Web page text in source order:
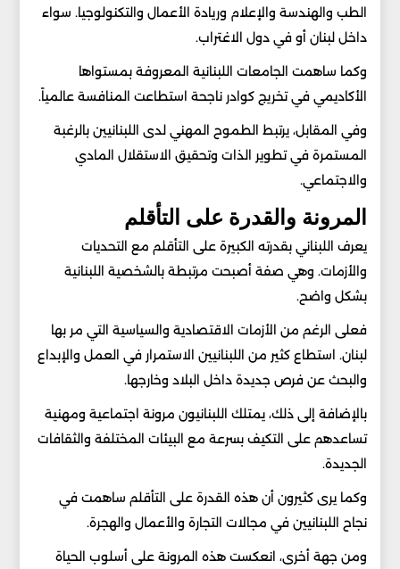
الطب والهندسة والإعلام وريادة الأعمال والتكنولوجيا. سواء
داخل لبنان أو في دول الاغتراب.
وكما ساهمت الجامعات اللبنانية المعروفة بمستواها
الأكاديمي في تخريج كوادر ناجحة استطاعت المنافسة عالمياً.
وفي المقابل، يرتبط الطموح المهني لدى اللبنانيين بالرغبة
المستمرة في تطوير الذات وتحقيق الاستقلال المادي
والاجتماعي.
المرونة والقدرة على التأقلم
يعرف اللبناني بقدرته الكبيرة على التأقلم مع التحديات
والأزمات. وهي صفة أصبحت مرتبطة بالشخصية اللبنانية
بشكل واضح.
فعلى الرغم من الأزمات الاقتصادية والسياسية التي مر بها
لبنان. استطاع كثير من اللبنانيين الاستمرار في العمل والإبداع
والبحث عن فرص جديدة داخل البلاد وخارجها.
بالإضافة إلى ذلك، يمتلك اللبنانيون مرونة اجتماعية ومهنية
تساعدهم على التكيف بسرعة مع البيئات المختلفة والثقافات
الجديدة.
وكما يرى كثيرون أن هذه القدرة على التأقلم ساهمت في
نجاح اللبنانيين في مجالات التجارة والأعمال والهجرة.
ومن جهة أخرى، انعكست هذه المرونة على أسلوب الحياة